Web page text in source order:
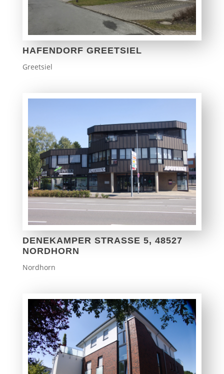
HAFENDORF GREETSIEL
Greetsiel
DENEKAMPER STRASSE 5, 48527 N
ORDHORN
Nordhorn